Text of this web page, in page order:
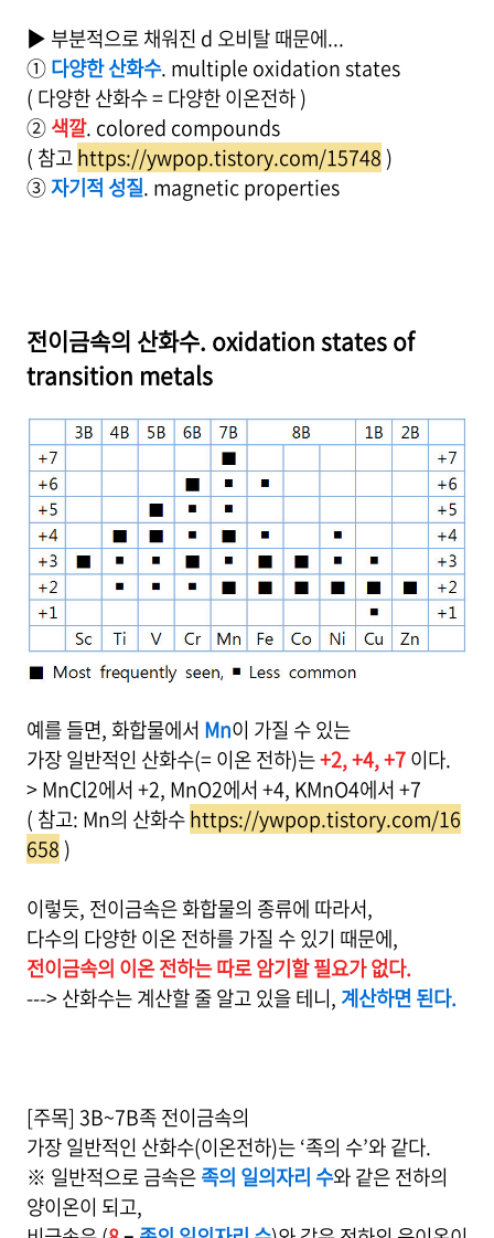
▶ 부분적으로 채워진 d 오비탈 때문에...
①다양한 산화수. multiple oxidation states
( 다양한 산화수 = 다양한 이온전하 )
②색깔. colored compounds
( 참고https://ywpop.tistory.com/15748 )
③자기적 성질. magnetic properties
전이금속의 산화수. oxidation states of
transition metals
예를 들면, 화합물에서 Mn이 가질 수 있는
가장 일반적인 산화수(= 이온 전하)는+2, +4, +7이다.
> MnCl2에서 +2, MnO2에서 +4, KMnO4에서 +7
( 참고: Mn의 산화수https://ywpop.tistory.com/16
658 )
이렇듯, 전이금속은 화합물의 종류에 따라서,
다수의 다양한 이온 전하를 가질 수 있기 때문에,
전이금속의 이온 전하는 따로 암기할 필요가 없다.
---> 산화수는 계산할 줄 알고 있을 테니, 계산하면 된다.
[주목] 3B~7B족 전이금속의
가장 일반적인 산화수(이온전하)는 ‘족의 수’와 같다.
※ 일반적으로 금속은족의 일의자리 수와 같은 전하의
양이온이 되고,